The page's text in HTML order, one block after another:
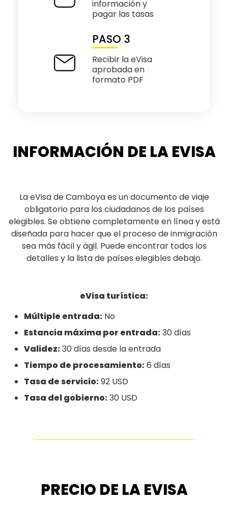
información y
pagar las tasas
PASO 3
Recibir la eVisa
aprobada en
formato PDF
INFORMACIÓN DE LA EVISA
La eVisa de Camboya es un documento de viaje
obligatorio para los ciudadanos de los países
elegibles. Se obtiene completamente en línea y está
diseñada para hacer que el proceso de inmigración
sea más fácil y ágil. Puede encontrar todos los
detalles y la lista de países elegibles debajo.
eVisa turística:
Múltiple entrada: No
Estancia máxima por entrada:30 días
Validez:30 días desde la entrada
Tiempo de procesamiento:6 días
Tasa de servicio:92 USD
Tasa del gobierno:30 USD
PRECIO DE LA EVISA